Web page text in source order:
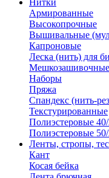
Нитки
Армированные
Высокопрочные
Вышивальные
Капроновые
Леска (нить) для
Мешкозашивочные
Наборы
Пряжа
Спандекс (нить-
Текстурированные
Полиэстеровые
Полиэстеровые
Ленты, стропы,
Кант
Косая бейка